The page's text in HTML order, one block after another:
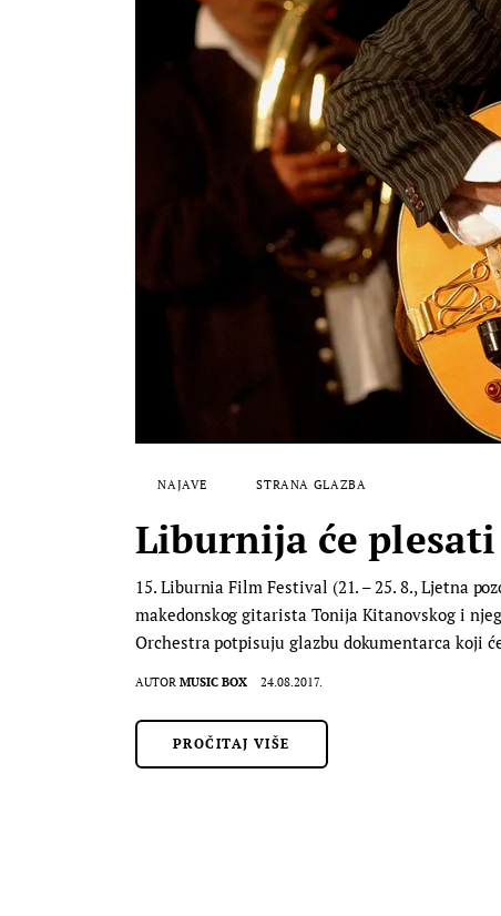
NAJAVE STRANA GLAZBA
Liburnija će
15. Liburnia Film Festival (21. – 25. 8., Ljetna
makedonskog gitarista Tonija Kitanovskog i
Orchestra potpisuju glazbu dokumentarca koji
AUTOR MUSIC BOX 24.08.2017.
PROČITAJ VIŠE